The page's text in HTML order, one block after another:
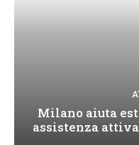
Milano aiuta
assistenza